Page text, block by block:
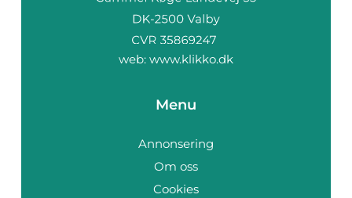
web: www.klikko.dk
Menu
Annonsering
Om oss
Cookies